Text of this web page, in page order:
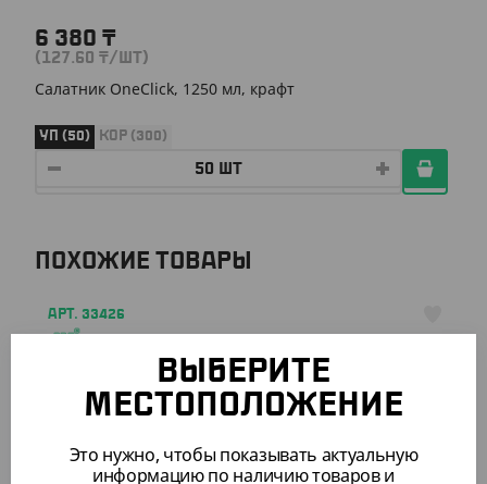
6 380 ₸
(127.60 ₸/ШТ)
Салатник OneClick, 1250 мл, крафт
УП (50) КОР (300)
ПОХОЖИЕ ТОВАРЫ
АРТ. 33426
ВЫБЕРИТЕ
МЕСТОПОЛОЖЕНИЕ
Это нужно, чтобы показывать актуальную
информацию по наличию товаров и